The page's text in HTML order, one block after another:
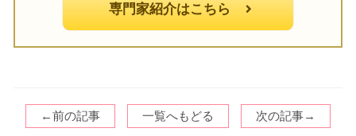
専門家紹介はこちら
←前の記事 一覧へもどる 次の記事→